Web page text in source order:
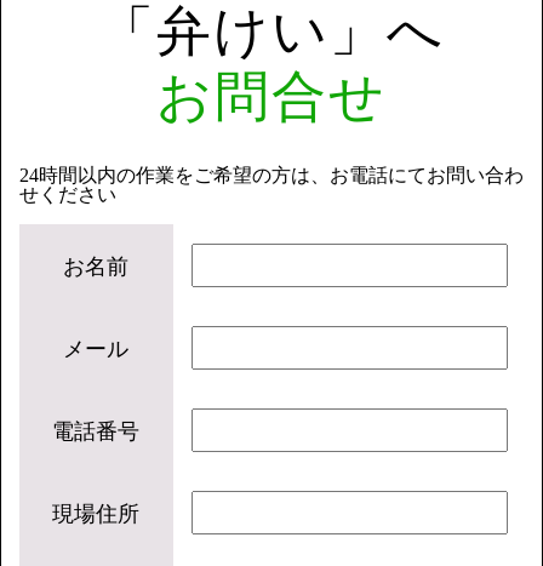
「弁けい」へ
お問合せ
24時間以内の作業をご希望の方は、お電話にてお問い合わ
せください
お名前
メール
電話番号
現場住所